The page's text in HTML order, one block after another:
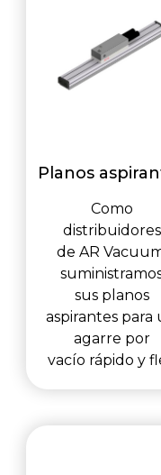
Planos
Como
distribuidores
de AR
sus planos
aspirantes para
agarre por
vacío rápido y